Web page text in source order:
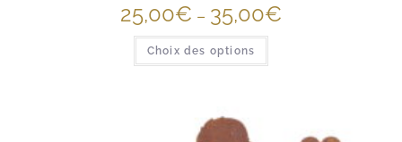
25,00€ – 35,00€
Choix des options